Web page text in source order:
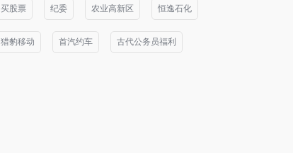
买股票 纪委 农业高新区 恒逸石化
猎豹移动 首汽约车 古代公务员福利